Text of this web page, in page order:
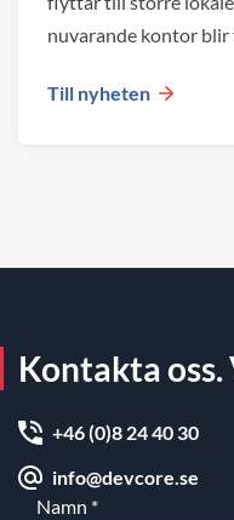
nuvarande kontor
Till nyheten
Kontakta
+46 (0)8 24 40 30
info@devcore.se
Namn *